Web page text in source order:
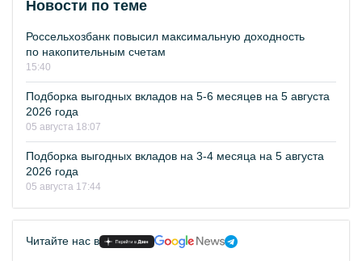
Новости по теме
Россельхозбанк повысил максимальную доходность
по накопительным счетам
15:40
Подборка выгодных вкладов на 5-6 месяцев на 5 августа
2026 года
05 августа 18:07
Подборка выгодных вкладов на 3-4 месяца на 5 августа
2026 года
05 августа 17:44
Читайте нас в